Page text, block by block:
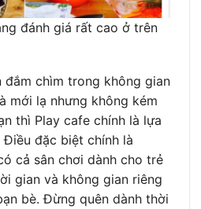
đánh giá rất cao ở trên
đắm chìm trong không gian
mới lạ nhưng không kém
thì Play cafe chính là lựa
đặc biệt chính là
cả sân chơi dành cho trẻ
gian và không gian riêng
bè. Đừng quên dành thời